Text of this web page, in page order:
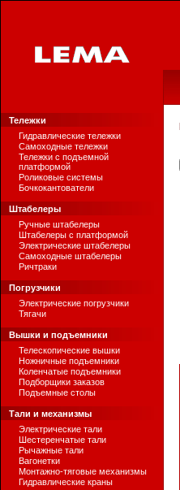
Тележки
Гидравлические тележки
Самоходные тележки
Тележки с подъемной
платформой
Роликовые системы
Бочкокантователи
Штабелеры
Ручные штабелеры
Штабелеры с платформой
Электрические штабелеры
Самоходные штабелеры
Ричтраки
Погрузчики
Электрические погрузчики
Тягачи
Вышки и подъемники
Телескопические вышки
Ножничные подъемники
Коленчатые подъемники
Подборщики заказов
Подъемные столы
Тали и механизмы
Электрические тали
Шестеренчатые тали
Рычажные тали
Вагонетки
Монтажно-тяговые механизмы
Гидравлические краны